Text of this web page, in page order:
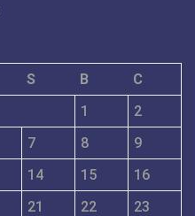
S B
C
1
2
7 8
9
14 15
16
21 22
23